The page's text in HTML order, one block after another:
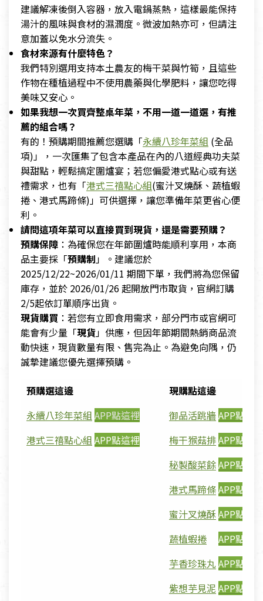
建議解凍後倒入容器，放入電鍋蒸熱，這樣最能保持
湯汁的風味與食材的濕潤度。微波加熱亦可，但請注
意加蓋以免水分流失。
食材來源有什麼特色？
我們特別選用支持本土農友的梅干菜與竹筍，且這些
作物在種植過程中不使用農藥與化學肥料，讓您吃得
美味又安心。
如果我想一次買齊整桌年菜，不用一道一道選，有推
薦的組合嗎？
有的！預購期間推薦您選購「永續八珍年菜組 (全品
項)」，一次匯集了包含本產品在內的八道經典功夫菜
與甜點，輕鬆搞定圍爐宴；若您偏愛港式點心或有送
禮需求，也有「港式三禧點心組(蜜汁叉燒酥、蔬植蝦
捲、港式馬蹄條)」可供選擇，讓您準備年菜更省心便
利。
請問這項年菜可以直接買到現貨，還是需要預購？
預購保障 ：為確保您在年節圍爐時能順利享用，本商
品主要採「預購制」。建議您於
2025/12/22~2026/01/11 期間下單，我們將為您保留
庫存，並於 2026/01/26 起開放門市取貨，官網訂購
2/5起依訂單順序出貨。
現貨購買 ：若您有立即食用需求，部分門市或官網可
能會有少量「現貨」供應，但因年節期間熱銷商品流
動快速，現貨數量有限、售完為止。為避免向隅，仍
誠摯建議您優先選擇預購。
預購選這邊
現購點這邊
永續八珍年菜組 APP點這裡 御品活跳牆APP點這裡
港式三禧點心組 APP點這裡 梅干猴菇排APP點這裡
秘製酸菜餘APP點這裡
港式馬蹄條APP點這裡
蜜汁叉燒酥APP點這裡
蔬植蝦捲
APP點這裡
芋香珍珠丸 APP點這裡
紫想芋見泥 APP點這裡